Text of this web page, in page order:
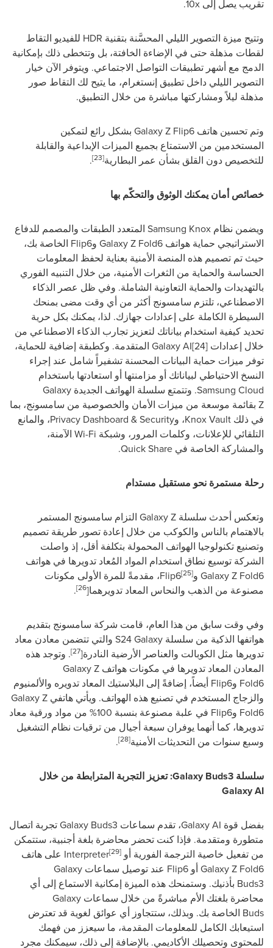
تقريب يصل إلى 10x
.
وتتيح ميزة التصوير الليلي المحسَّنة بتقنية HDR للفيديو التقاط
لقطات مذهلة حتى في الإضاءة الخافتة، بل وتتخطى ذلك بإمكانية
الدمج مع أشهر تطبيقات التواصل الاجتماعي. ويتوفر الآن خيار
التصوير الليلي داخل تطبيق إنستغرام، ما يتيح لك التقاط صور
مذهلة ليلاً ومشاركتها مباشرة من خلال التطبيق.
وتم تحسين هاتف Galaxy Z Flip6 بشكل رائع لتمكين
المستخدمين من الاستمتاع بجميع الميزات الإبداعية والقابلة
للتخصيص دون القلق بشأن عمر البطارية[23]
.
خصائص أمان يمكنك الوثوق والتحكّم بها
ويضمن نظام Samsung Knox المتعدد الطبقات والمصمم للدفاع
الاستراتيجي حماية هواتف Galaxy Z Fold6 وFlip6 الخاصة بك،
حيث تم تصميم هذه المنصة الأمنية بعناية لحفظ المعلومات
الحساسة والحماية من الثغرات الأمنية، من خلال التنبيه الفوري
بالتهديدات والحماية التعاونية الشاملة. وفي ظل عصر الذكاء
الاصطناعي، تلتزم سامسونج أكثر من أي وقت مضى بمنحك
السيطرة الكاملة على إعدادات جهازك. لذا، يمكنك بكل حرية
تحديد كيفية استخدام بياناتك لتعزيز تجارب الذكاء الاصطناعي من
خلال إعدادات [24]
Galaxy AI المتقدمة. وكطبقة إضافية للحماية،
توفر ميزات حماية البيانات المحسنة تشفيراً شامل عند إجراء
النسخ الاحتياطي لبياناتك أو مزامنتها أو استعادتها باستخدام
Samsung Cloud. وتتمتع سلسلة الهواتف الجديدة Galaxy
Z بقائمة موسعة من ميزات الأمان والخصوصية من سامسونج، بما
في ذلك Knox Vault، وSecurity
&
Privacy Dashboard، والمانع
التلقائي للإعلانات، وكلمات المرور، وشبكة Wi-Fi الآمنة،
والمشاركة الخاصة في Quick Share
.
رحلة مستمرة نحو مستقبل مستدام
وتعكس أحدث سلسلة Galaxy Z التزام سامسونج المستمر
بالاهتمام بالناس والكوكب من خلال إعادة تصور طريقة تصميم
وتصنيع تكنولوجيا الهواتف المحمولة بتكلفة أقل، إذ واصلت
الشركة توسيع نطاق استخدام المواد المُعاد تدويرها في هواتف
Galaxy Z Fold6 و[25]
Flip6، مقدمةً للمرة الأولى مكونات
مصنوعة من الذهب والنحاس المعاد تدويرهما [26]
.
وفي وقت سابق من هذا العام، قامت شركة سامسونج بتقديم
هواتفها الذكية من سلسلة Galaxy
S24 والتي تتضمن معادن معاد
تدويرها مثل الكوبالت والعناصر الأرضية النادرة [27]
. وتوجد هذه
المعادن المعاد تدويرها في مكونات هواتف Galaxy Z
Fold6 وFlip6 أيضاً، إضافةً إلى البلاستيك المعاد تدويره والألمنيوم
والزجاج المستخدم في تصنيع هذه الهواتف. ويأتي هاتفي Galaxy Z
Fold6 وFlip6
في علبة مصنوعة بنسبة 100% من مواد ورقية معاد
تدويرها، كما أنهما يوفران سبعة أجيال من ترقيات نظام التشغيل
وسبع سنوات من التحديثات الأمنية[28]
.
سلسلة Galaxy Buds3: تعزيز التجربة المترابطة من خلال
Galaxy AI
بفضل قوة Galaxy AI، تقدم سماعات Galaxy Buds3تجربة اتصال
متطورة ومتقدمة. فإذا كنت تحضر محاضرة بلغة أجنبية، ستتمكن
من تفعيل خاصية الترجمة الفورية أو [29]
Interpreter على هاتف
Galaxy Z Fold6أو Flip6 عند توصيل سماعات Galaxy
Buds3 بأذنيك. وستمنحك هذه الميزة إمكانية الاستماع إلى أي
محاضرة بلغتك الأم مباشرةً من خلال سماعات Galaxy
Buds الخاصة بك. وبذلك، ستتجاوز أي عوائق لغوية قد تعترض
استيعابك الكامل للمعلومات المقدمة، ما سيعزز من فهمك
للمحتوى وتحصيلك الأكاديمي. بالإضافة إلى ذلك، سيمكنك مجرد